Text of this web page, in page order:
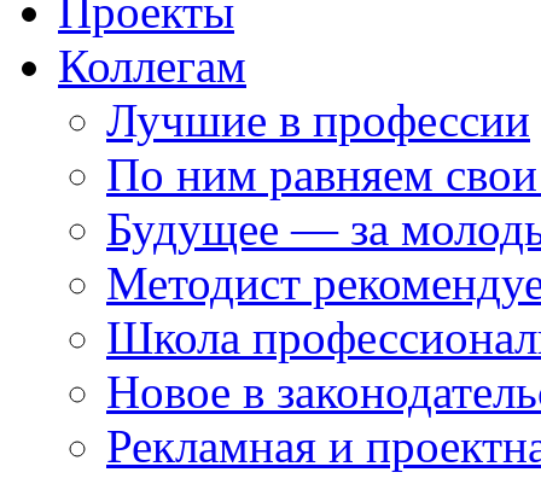
Проекты
Коллегам
Лучшие в профессии
По ним равняем
Будущее — за
Методист
Школа
Новое в
Рекламная и